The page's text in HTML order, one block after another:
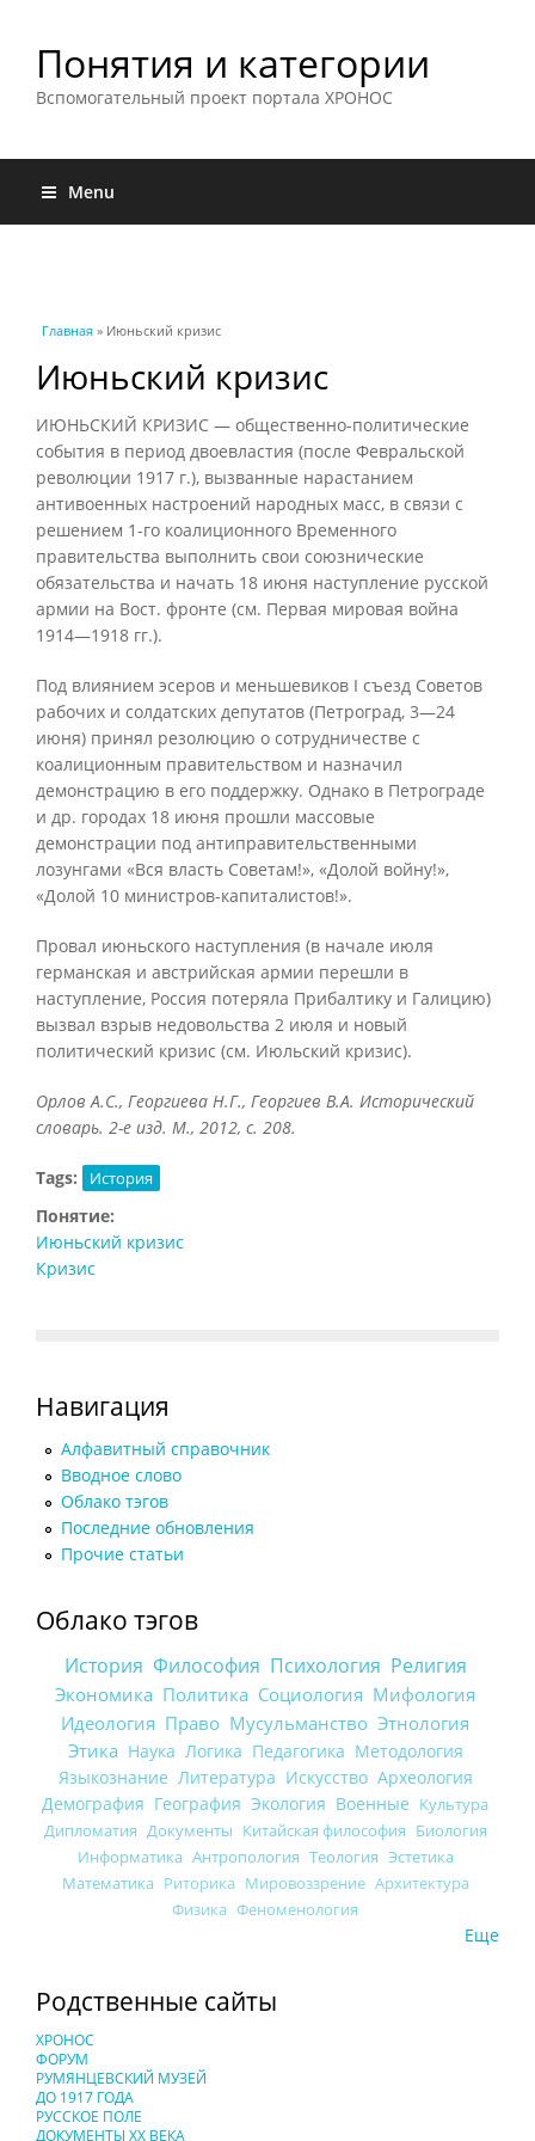
Понятия и категории
Вспомогательный проект портала ХРОНОС
Menu
Вы здесь
Главная » Июньский кризис
Июньский кризис
ИЮНЬСКИЙ КРИЗИС — общественно-политические
события в период двоевластия (после Февральской
революции 1917 г.), вызванные нарастанием
антивоенных настроений народных масс, в связи с
решением 1-го коалиционного Временного
правительства выполнить свои союзнические
обязательства и начать 18 июня наступление русской
армии на Вост. фронте (см. Первая мировая война
1914—1918 гг.).
Под влиянием эсеров и меньшевиков I съезд Советов
рабочих и солдатских депутатов (Петроград, 3—24
июня) принял резолюцию о сотрудничестве с
коалиционным правительством и назначил
демонстрацию в его поддержку. Однако в Петрограде
и др. городах 18 июня прошли массовые
демонстрации под антиправительственными
лозунгами «Вся власть Советам!», «Долой войну!»,
«Долой 10 министров-капиталистов!».
Провал июньского наступления (в начале июля
германская и австрийская армии перешли в
наступление, Россия потеряла Прибалтику и Галицию)
вызвал взрыв недовольства 2 июля и новый
политический кризис (см. Июльский кризис).
Орлов А.С., Георгиева Н.Г., Георгиев В.А. Исторический
словарь. 2-е изд. М., 2012, с. 208.
Tags: История
Понятие:
Июньский кризис
Кризис
Навигация
Алфавитный справочник
Вводное слово
Облако тэгов
Последние обновления
Прочие статьи
Облако тэгов
История Философия Психология Религия
Экономика Политика Социология Мифология
Идеология Право Мусульманство Этнология
Этика Наука Логика Педагогика Методология
Языкознание Литература Искусство Археология
Демография География Экология Военные Культура
Дипломатия Документы Китайская философия Биология
Информатика Антропология Теология Эстетика
Математика Риторика Мировоззрение Архитектура
Физика Феноменология
Еще
Родственные сайты
ХРОНОС
ФОРУМ
РУМЯНЦЕВСКИЙ МУЗЕЙ
ДО 1917 ГОДА
РУССКОЕ ПОЛЕ
ДОКУМЕНТЫ XX ВЕКА